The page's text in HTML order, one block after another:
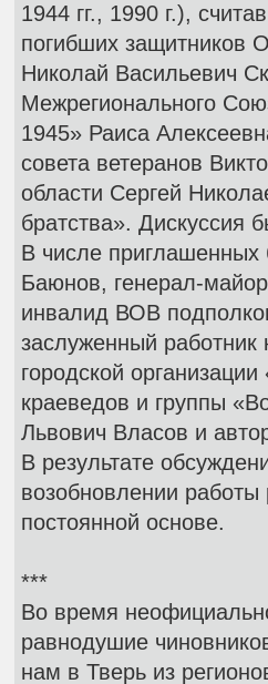
1944 гг., 1990 г.),
погибших защитников
Николай Васильевич
Межрегионального
1945» Раиса
совета ветеранов
области Сергей
братства». Дискуссия
В числе
Баюнов, генерал-
инвалид ВОВ
заслуженный
городской
краеведов и группы
Львович Власов и
В результате
возобновлении работы
постоянной основе.
***
Во время
равнодушие
нам в Тверь из